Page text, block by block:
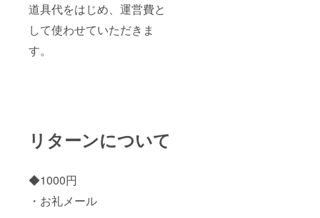
道具代をはじめ、運営費と
して使わせていただきま
す。
リターンについて
◆1000円
・お礼メール